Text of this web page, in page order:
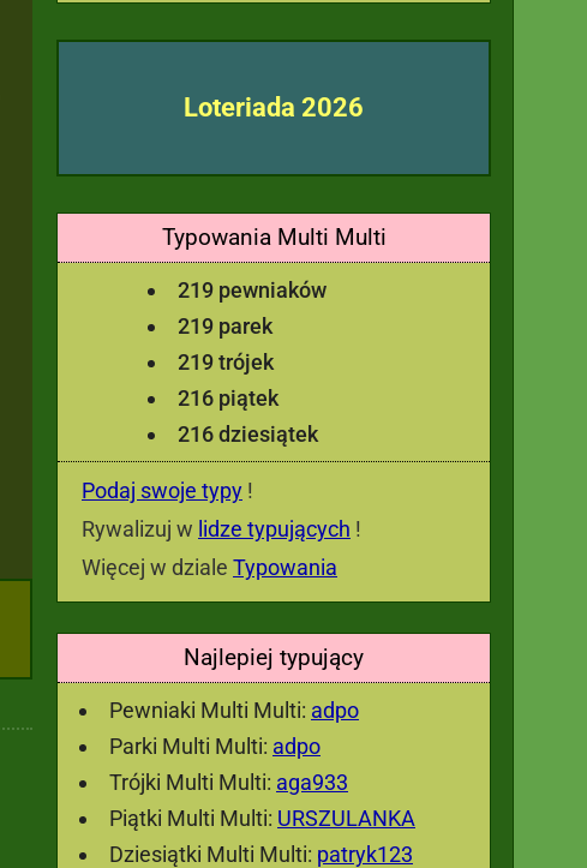
Loteriada 2026
Typowania Multi Multi
219 pewniaków
219 parek
219 trójek
216 piątek
216 dziesiątek
Podaj swoje typy !
Rywalizuj w lidze typujących !
Więcej w dziale Typowania
Najlepiej typujący
Pewniaki Multi Multi: adpo
Parki Multi Multi: adpo
Trójki Multi Multi: aga933
Piątki Multi Multi: URSZULANKA
Dziesiątki Multi Multi: patryk123